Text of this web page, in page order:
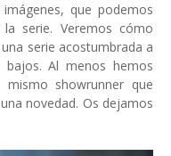
que podemos
serie. Veremos cómo
serie acostumbrada a
Al menos hemos
showrunner que
novedad. Os dejamos